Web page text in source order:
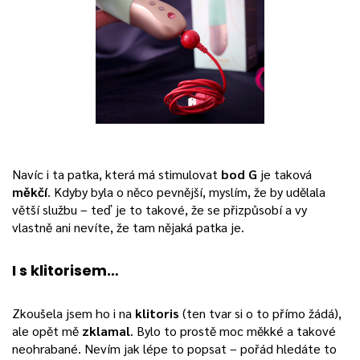
Navíc i ta patka, která má stimulovat bod G je taková
měkčí. Kdyby byla o něco pevnější, myslím, že by udělala
větší službu – teď je to takové, že se přizpůsobí a vy
vlastně ani nevíte, že tam nějaká patka je.
I s klitorisem…
Zkoušela jsem ho i na klitoris (ten tvar si o to přímo žádá),
ale opět mě zklamal. Bylo to prostě moc měkké a takové
neohrabané. Nevím jak lépe to popsat – pořád hledáte to